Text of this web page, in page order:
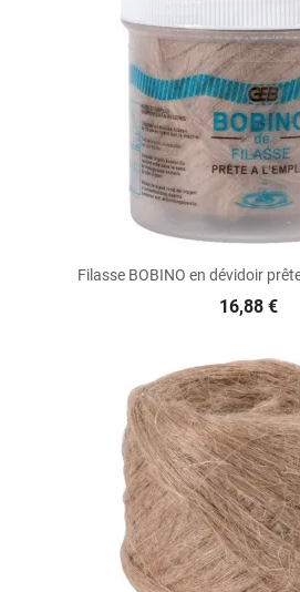
Filasse BOBINO en dévidoir
16,88 €